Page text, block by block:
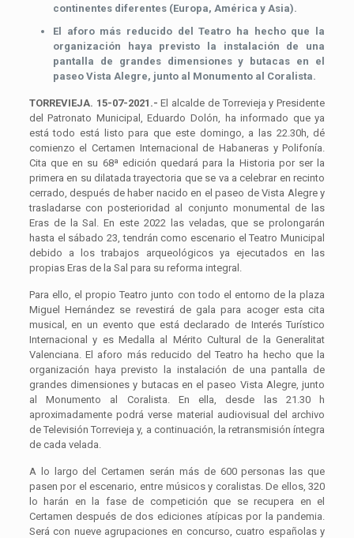
continentes diferentes (Europa, América y Asia).
El aforo más reducido del Teatro ha hecho que la
organización haya previsto la instalación de una
pantalla de grandes dimensiones y butacas en el
paseo Vista Alegre, junto al Monumento al Coralista.
TORREVIEJA. 15-07-2021.- El alcalde de Torrevieja y Presidente
del Patronato Municipal, Eduardo Dolón, ha informado que ya
está todo está listo para que este domingo, a las 22.30h, dé
comienzo el Certamen Internacional de Habaneras y Polifonía.
Cita que en su 68ª edición quedará para la Historia por ser la
primera en su dilatada trayectoria que se va a celebrar en recinto
cerrado, después de haber nacido en el paseo de Vista Alegre y
trasladarse con posterioridad al conjunto monumental de las
Eras de la Sal. En este 2022 las veladas, que se prolongarán
hasta el sábado 23, tendrán como escenario el Teatro Municipal
debido a los trabajos arqueológicos ya ejecutados en las
propias Eras de la Sal para su reforma integral.
Para ello, el propio Teatro junto con todo el entorno de la plaza
Miguel Hernández se revestirá de gala para acoger esta cita
musical, en un evento que está declarado de Interés Turístico
Internacional y es Medalla al Mérito Cultural de la Generalitat
Valenciana. El aforo más reducido del Teatro ha hecho que la
organización haya previsto la instalación de una pantalla de
grandes dimensiones y butacas en el paseo Vista Alegre, junto
al Monumento al Coralista. En ella, desde las 21.30 h
aproximadamente podrá verse material audiovisual del archivo
de Televisión Torrevieja y, a continuación, la retransmisión íntegra
de cada velada.
A lo largo del Certamen serán más de 600 personas las que
pasen por el escenario, entre músicos y coralistas. De ellos, 320
lo harán en la fase de competición que se recupera en el
Certamen después de dos ediciones atípicas por la pandemia.
Será con nueve agrupaciones en concurso, cuatro españolas y